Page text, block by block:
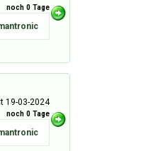
noch 0 Tage
19-03-2024
noch 0 Tage